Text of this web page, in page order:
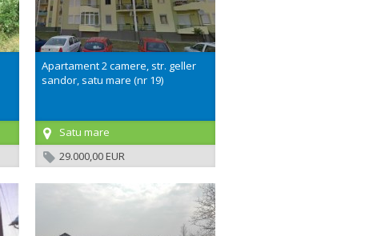
Apartament 2 camere, str. geller
sandor, satu mare (nr 19)
Satu mare
29.000,00 EUR